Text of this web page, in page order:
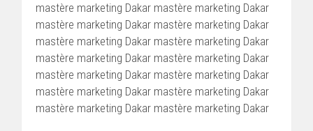
mastère marketing Dakar mastère marketing Dakar
mastère marketing Dakar mastère marketing Dakar
mastère marketing Dakar mastère marketing Dakar
mastère marketing Dakar mastère marketing Dakar
mastère marketing Dakar mastère marketing Dakar
mastère marketing Dakar mastère marketing Dakar
mastère marketing Dakar mastère marketing Dakar